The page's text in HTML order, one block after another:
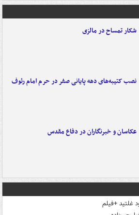
شکار تمساح در مالزی
نصب کتیبه‌های دهه پایانی صفر در حرم امام رئوف
عکاسان و خبرنگاران در دفاع مقدس
غلتید +فیلم